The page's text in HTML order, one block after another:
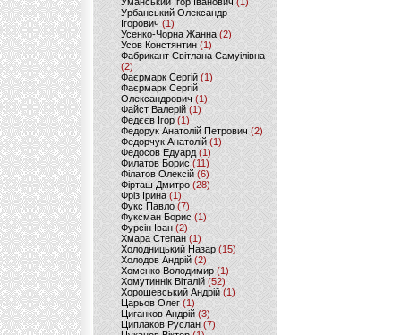
Урбанський Олександр
Ігорович (1)
Усенко-Чорна Жанна (2)
Усов Констянтин(1)
Фабрикант Світлана Самуілівна
(2)
Фаєрмарк Сергій(1)
Фаєрмарк Сергій
Олександрович (1)
Файст Валерій(1)
Федєєв Ігор (1)
Федорук Анатолій Петрович (2)
Федорчук Анатолій (1)
Федосов Едуард (1)
Филатов Борис (11)
Філатов Олексій (6)
Фірташ Дмитро (28)
Фріз Ірина (1)
Фукс Павло (7)
Фуксман Борис (1)
Фурсін Іван (2)
Хмара Степан(1)
Холодницький Назар(15)
Холодов Андрій (2)
Хоменко Володимир (1)
Хомутиннік Віталій (52)
Хорошевський Андрій (1)
Царьов Олег (1)
Циганков Андрій (3)
Циплаков Руслан(7)